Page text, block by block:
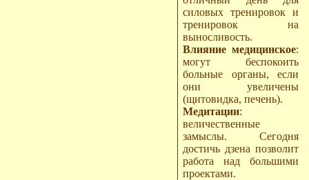
силовых тренировок и
тренировок на
выносливость.
Влияние медицинское:
могут беспокоить
больные органы, если
они увеличены
(щитовидка, печень).
Медитации:
величественные
замыслы. Сегодня
достичь дзена позволит
работа над большими
проектами.